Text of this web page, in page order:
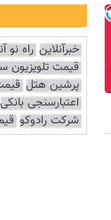
خبرآنلاین راه نو
قیمت تلویزیون
پرشین هتل
اعتبارسنجی بانکی
شرکت رادوکو